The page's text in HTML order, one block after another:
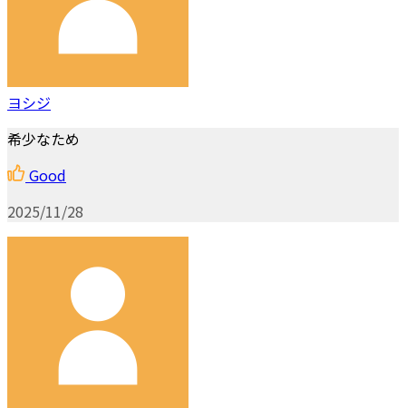
ヨシジ
希少なため
Good
2025/11/28